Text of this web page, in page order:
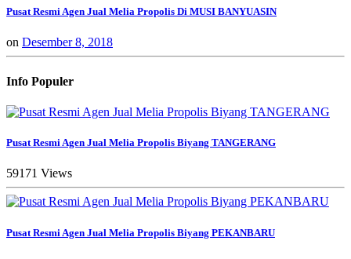
Pusat Resmi Agen Jual Melia Propolis Di MUSI BANYUASIN
on Desember 8, 2018
Info Populer
Pusat Resmi Agen Jual Melia Propolis Biyang TANGERANG
59171 Views
Pusat Resmi Agen Jual Melia Propolis Biyang PEKANBARU